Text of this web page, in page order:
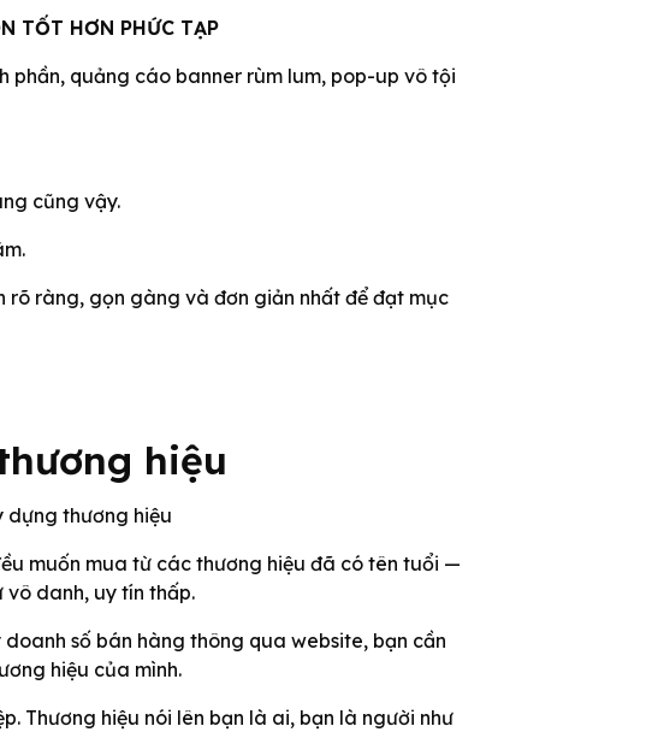
TỐT HƠN PHỨC TẠP
phần, quảng cáo banner rùm lum, pop-up vô tội
cũng vậy.
ràng, gọn gàng và đơn giản nhất để đạt mục
hiệu
muốn mua từ các thương hiệu đã có tên tuổi —
danh, uy tín thấp.
số bán hàng thông qua website, bạn cần
hiệu của mình.
Thương hiệu nói lên bạn là ai, bạn là người như